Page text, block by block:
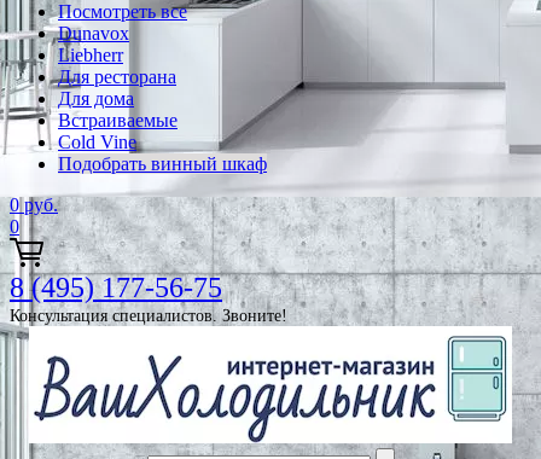
Посмотреть все
Dunavox
Liebherr
Для ресторана
Для дома
Встраиваемые
Cold Vine
Подобрать винный шкаф
0 руб.
0
8 (495) 177-56-75
Консультация специалистов. Звоните!